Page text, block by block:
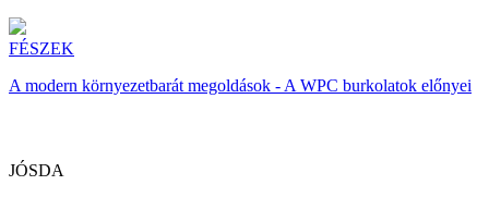
FÉSZEK
A modern környezetbarát megoldások - A WPC burkolatok előnyei
JÓSDA